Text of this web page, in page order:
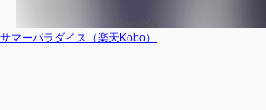
サマーパラダイス（楽天Kobo）